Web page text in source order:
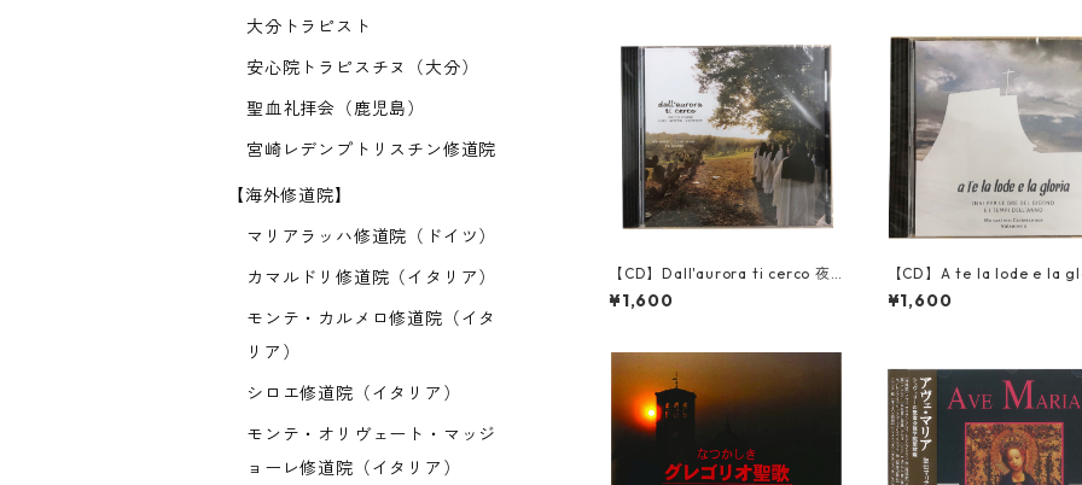
【CD】Dall'aurora ti cerco 夜
明けに私はあなたを探し求める／
厳律シトー会ヴァルセレーナの聖
ora di Valserena）
¥1,600
【CD】A te la lode e la
あなたに賛美と栄光／厳律
会ヴァルセレーナの聖母ト
¥1,600
大分トラピスト
安心院トラピスチヌ（大分）
聖血礼拝会（鹿児島）
宮崎レデンプトリスチン修道院
【海外修道院】
マリアラッハ修道院（ドイツ）
カマルドリ修道院（イタリア）
モンテ・カルメロ修道院（イタ
リア）
シロエ修道院（イタリア）
モンテ・オリヴェート・マッジ
ョーレ修道院（イタリア）